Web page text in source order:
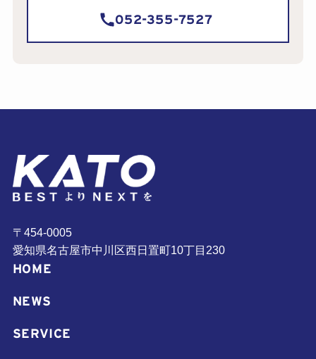
052-355-7527
〒454-0005
愛知県名古屋市中川区西日置町10丁目230
HOME
NEWS
SERVICE